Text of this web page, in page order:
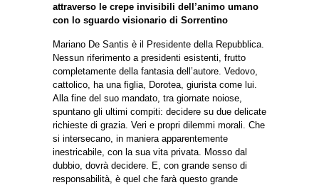
attraverso le crepe invisibili dell’animo umano
con lo sguardo visionario di Sorrentino
Mariano De Santis è il Presidente della Repubblica.
Nessun riferimento a presidenti esistenti, frutto
completamente della fantasia dell’autore. Vedovo,
cattolico, ha una figlia, Dorotea, giurista come lui.
Alla fine del suo mandato, tra giornate noiose,
spuntano gli ultimi compiti: decidere su due delicate
richieste di grazia. Veri e propri dilemmi morali. Che
si intersecano, in maniera apparentemente
inestricabile, con la sua vita privata. Mosso dal
dubbio, dovrà decidere. E, con grande senso di
responsabilità, è quel che farà questo grande